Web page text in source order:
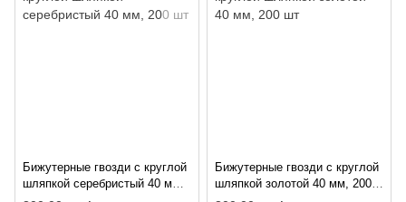
Бижутерные гвозди с круглой
шляпкой серебристый 40 мм,
Бижутерные гвозди с круглой
шляпкой золотой 40 мм, 200